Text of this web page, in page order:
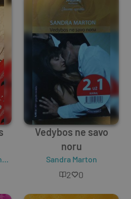
Diana Palmer,Barbara
Vedybos ne savo
noru
Sandra Marton
2 0